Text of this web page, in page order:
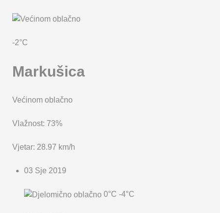
-2°C
Markušica
Većinom oblačno
Vlažnost: 73%
Vjetar: 28.97 km/h
03 Sje 2019
0°C -4°C